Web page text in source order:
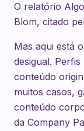
O relatório
Blom, citado
Mas aqui está
desigual.
conteúdo
muitos casos,
conteúdo
da Company